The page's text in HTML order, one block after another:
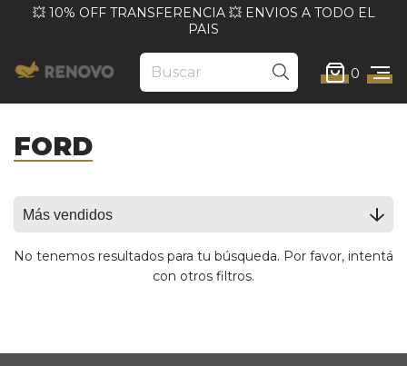
💥 10% OFF TRANSFERENCIA 💥 ENVIOS A TODO EL
PAIS
0
FORD
No tenemos resultados para tu búsqueda. Por favor, intentá
con otros filtros.